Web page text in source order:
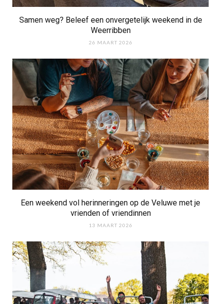
Samen weg? Beleef een onvergetelijk weekend in de
Weerribben
26 MAART 2026
Een weekend vol herinneringen op de Veluwe met je
vrienden of vriendinnen
13 MAART 2026